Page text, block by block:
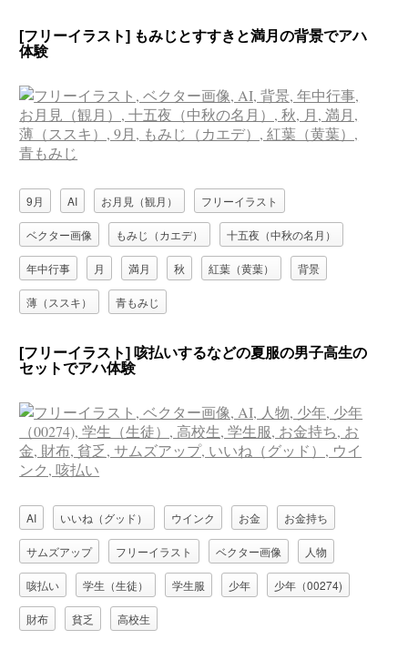
[フリーイラスト] もみじとすすきと満月の背景でアハ
体験
9月 AI お月見（観月） フリーイラスト
ベクター画像 もみじ（カエデ） 十五夜（中秋の名月）
年中行事 月 満月 秋 紅葉（黄葉） 背景
薄（ススキ） 青もみじ
[フリーイラスト] 咳払いするなどの夏服の男子高生の
セットでアハ体験
AI いいね（グッド） ウインク お金 お金持ち
サムズアップ フリーイラスト ベクター画像 人物
咳払い 学生（生徒） 学生服 少年 少年（00274)
財布 貧乏 高校生